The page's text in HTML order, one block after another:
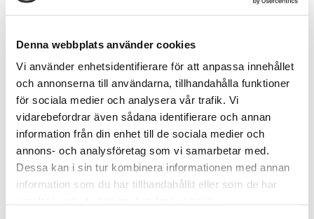
Denna webbplats använder cookies
Vi använder enhetsidentifierare för att anpassa innehållet
och annonserna till användarna, tillhandahålla funktioner
för sociala medier och analysera vår trafik. Vi
vidarebefordrar även sådana identifierare och annan
information från din enhet till de sociala medier och
annons- och analysföretag som vi samarbetar med.
Dessa kan i sin tur kombinera informationen med annan
information som du har tillhandahållit eller som de har
Grön – Greta
Puder – Pamela